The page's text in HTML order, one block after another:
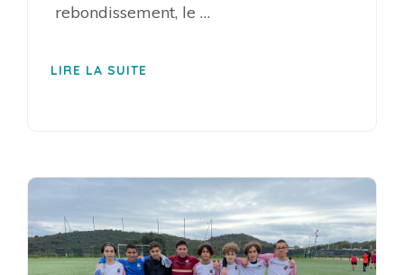
rebondissement, le …
LIRE LA SUITE